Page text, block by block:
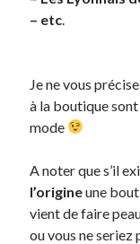
Post inutile
Sorties cuculturelles
Tavukoi
Vidéos
– etc.
Je ne vous
à la boutique
mode
A noter que s’il
l’origineune
vient de faire
ou vous ne seriez